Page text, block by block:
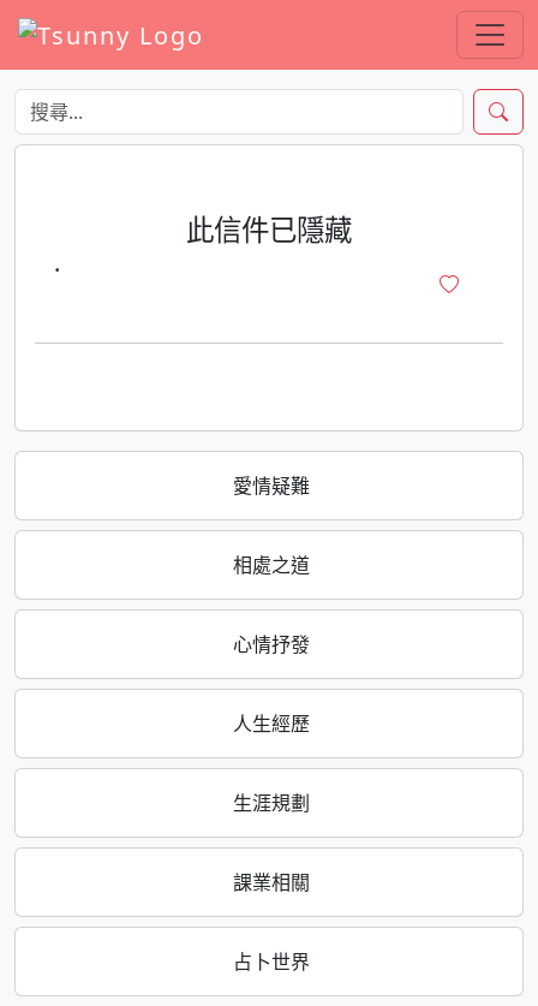
愛情疑難
相處之道
心情抒發
人生經歷
生涯規劃
課業相關
占卜世界
此信件已隱藏
·